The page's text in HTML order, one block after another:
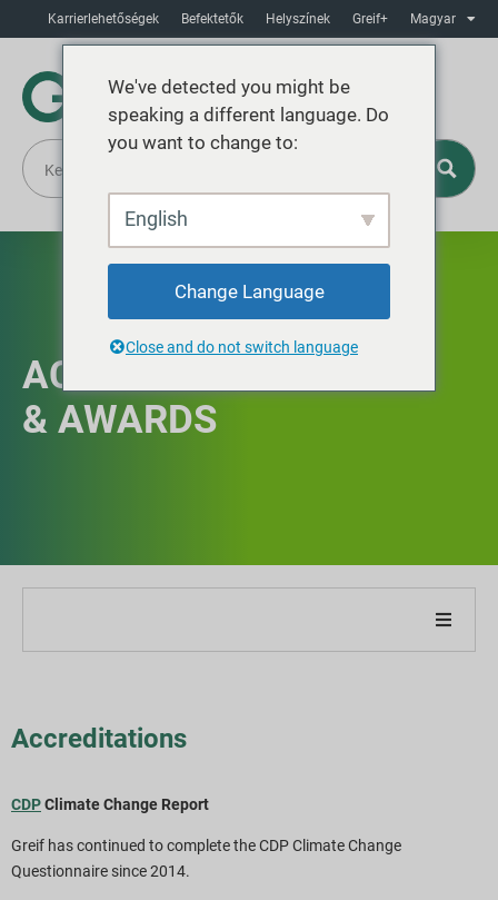
Karrierlehetőségek Befektetők Helyszínek Greif+ Magyar
ACCREDITATIONS
& AWARDS
Jelentésünkről
Célok és teljesítmény
Accreditations
CDPClimate Change Report
Greif has continued to complete the CDP Climate Change
Questionnaire since 2014.
We've detected you might be
speaking a different language. Do
you want to change to:
English
Change Language
Close and do not switch language